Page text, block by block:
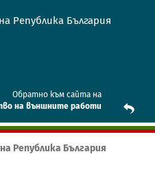
Република България
Обратно към сайта на
на външните работи
Република България